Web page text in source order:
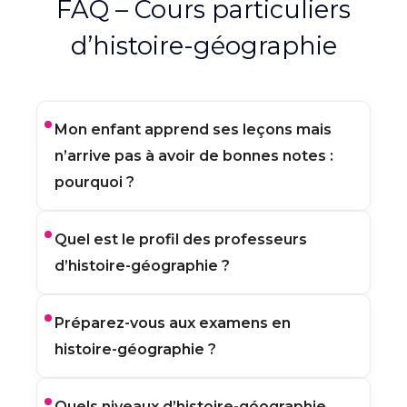
FAQ – Cours particuliers
d’histoire-géographie
Mon enfant apprend ses leçons mais
n’arrive pas à avoir de bonnes notes :
pourquoi ?
demandent aussi de la méthode :
analyser un document, organiser ses
Quel est le profil des professeurs
d’histoire-géographie ?
bac +3 minimum. Ils sont sélectionnés
pour leurs compétences, leur
Préparez-vous aux examens en
histoire-géographie ?